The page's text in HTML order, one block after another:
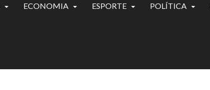
ECONOMIA ESPORTE POLÍTICA